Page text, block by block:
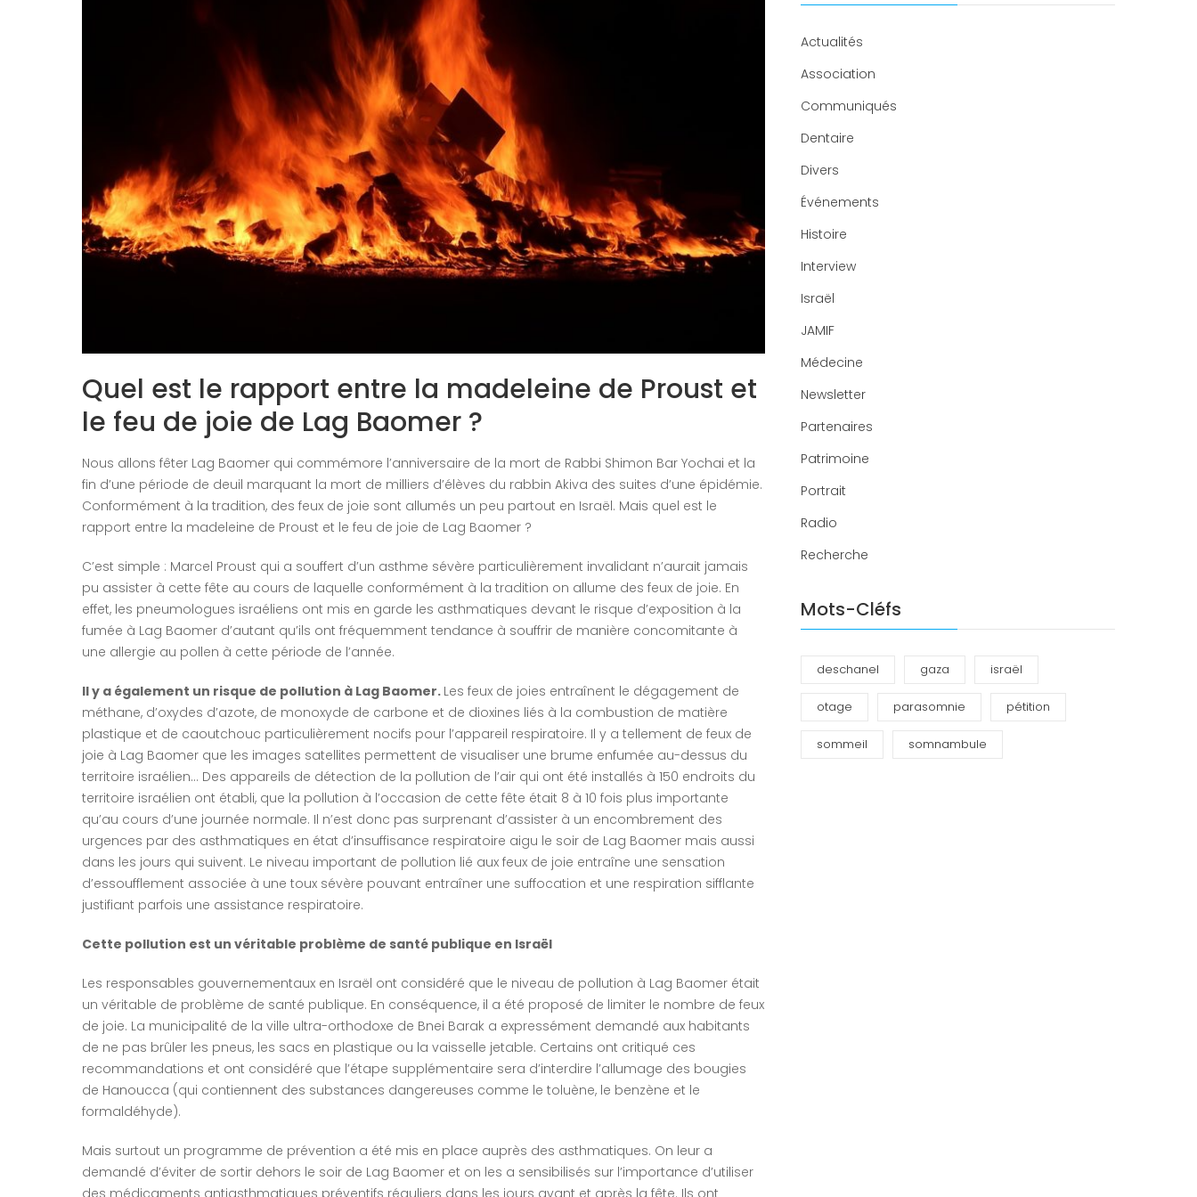
Quel est le rapport entre la madeleine de Proust et
le feu de joie de Lag Baomer ?
Nous allons fêter Lag Baomer qui commémore l’anniversaire de la mort de Rabbi Shimon Bar Yochai et la
fin d’une période de deuil marquant la mort de milliers d’élèves du rabbin Akiva des suites d’une épidémie.
Conformément à la tradition, des feux de joie sont allumés un peu partout en Israël. Mais quel est le
rapport entre la madeleine de Proust et le feu de joie de Lag Baomer ?
C’est simple : Marcel Proust qui a souffert d’un asthme sévère particulièrement invalidant n’aurait jamais
pu assister à cette fête au cours de laquelle conformément à la tradition on allume des feux de joie. En
effet, les pneumologues israéliens ont mis en garde les asthmatiques devant le risque d’exposition à la
fumée à Lag Baomer d’autant qu’ils ont fréquemment tendance à souffrir de manière concomitante à
une allergie au pollen à cette période de l’année.
Il y a également un risque de pollution à Lag Baomer. Les feux de joies entraînent le dégagement de
méthane, d’oxydes d’azote, de monoxyde de carbone et de dioxines liés à la combustion de matière
plastique et de caoutchouc particulièrement nocifs pour l’appareil respiratoire. Il y a tellement de feux de
joie à Lag Baomer que les images satellites permettent de visualiser une brume enfumée au-dessus du
territoire israélien… Des appareils de détection de la pollution de l’air qui ont été installés à 150 endroits du
territoire israélien ont établi, que la pollution à l’occasion de cette fête était 8 à 10 fois plus importante
qu’au cours d’une journée normale. Il n’est donc pas surprenant d’assister à un encombrement des
urgences par des asthmatiques en état d’insuffisance respiratoire aigu le soir de Lag Baomer mais aussi
dans les jours qui suivent. Le niveau important de pollution lié aux feux de joie entraîne une sensation
d’essoufflement associée à une toux sévère pouvant entraîner une suffocation et une respiration sifflante
justifiant parfois une assistance respiratoire.
Cette pollution est un véritable problème de santé publique en Israël
Les responsables gouvernementaux en Israël ont considéré que le niveau de pollution à Lag Baomer était
un véritable de problème de santé publique. En conséquence, il a été proposé de limiter le nombre de feux
de joie. La municipalité de la ville ultra-orthodoxe de Bnei Barak a expressément demandé aux habitants
de ne pas brûler les pneus, les sacs en plastique ou la vaisselle jetable. Certains ont critiqué ces
recommandations et ont considéré que l’étape supplémentaire sera d’interdire l’allumage des bougies
de Hanoucca (qui contiennent des substances dangereuses comme le toluène, le benzène et le
formaldéhyde).
Mais surtout un programme de prévention a été mis en place auprès des asthmatiques. On leur a
demandé d’éviter de sortir dehors le soir de Lag Baomer et on les a sensibilisés sur l’importance d’utiliser
des médicaments antiasthmatiques préventifs réguliers dans les jours avant et après la fête. Ils ont
Actualités
Association
Communiqués
Dentaire
Divers
Événements
Histoire
Interview
Israël
JAMIF
Médecine
Newsletter
Partenaires
Patrimoine
Portrait
Radio
Recherche
Mots-Cléfs
deschanel gaza israël
otage parasomnie pétition
sommeil somnambule